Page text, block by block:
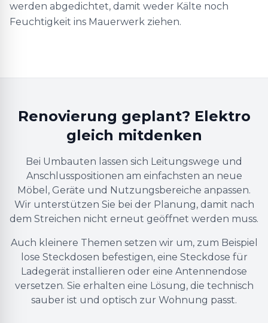
werden abgedichtet, damit weder Kälte noch
Feuchtigkeit ins Mauerwerk ziehen.
Renovierung geplant? Elektro
gleich mitdenken
Bei Umbauten lassen sich Leitungswege und
Anschlusspositionen am einfachsten an neue
Möbel, Geräte und Nutzungsbereiche anpassen.
Wir unterstützen Sie bei der Planung, damit nach
dem Streichen nicht erneut geöffnet werden muss.
Auch kleinere Themen setzen wir um, zum Beispiel
lose Steckdosen befestigen, eine Steckdose für
Ladegerät installieren oder eine Antennendose
versetzen. Sie erhalten eine Lösung, die technisch
sauber ist und optisch zur Wohnung passt.